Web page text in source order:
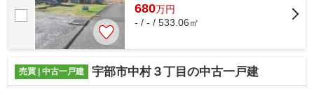
680万円
- / - / 533.06㎡
売買 | 中古一戸建 宇部市中村３丁目の中古一戸建